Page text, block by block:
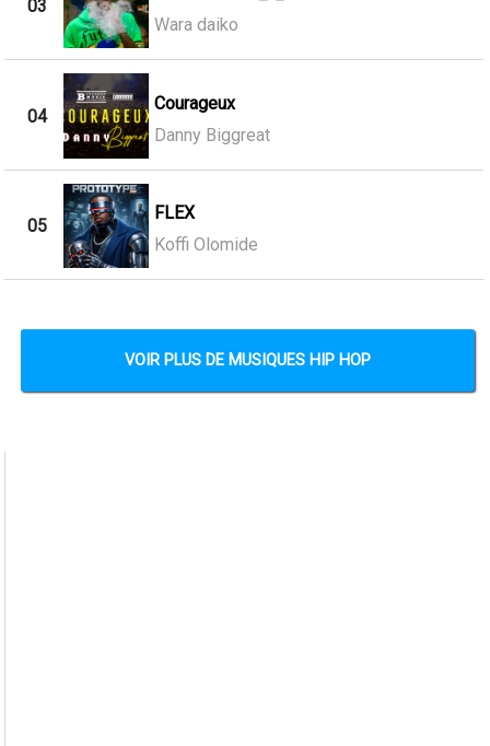
03
Wara daiko
04
Courageux
Danny Biggreat
05
FLEX
Koffi Olomide
VOIR PLUS DE MUSIQUES HIP HOP